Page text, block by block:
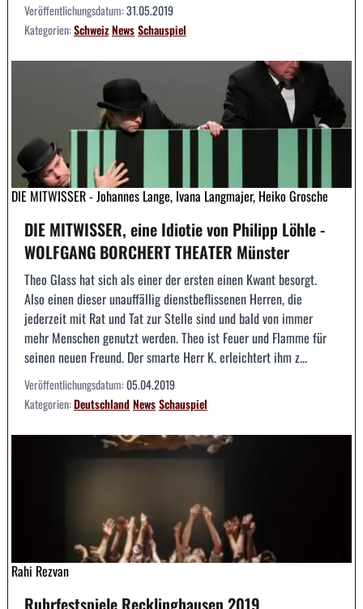
Veröffentlichungsdatum:31.05.2019
Kategorien:SchweizNewsSchauspiel
DIE MITWISSER - Johannes Lange, Ivana Langmajer, Heiko Grosche
DIE MITWISSER, eine Idiotie von Philipp Löhle -
WOLFGANG BORCHERT THEATER Münster
Theo Glass hat sich als einer der ersten einen Kwant besorgt.
Also einen dieser unauffällig dienstbeflissenen Herren, die
jederzeit mit Rat und Tat zur Stelle sind und bald von immer
mehr Menschen genutzt werden. Theo ist Feuer und Flamme für
seinen neuen Freund. Der smarte Herr K. erleichtert ihm z...
Veröffentlichungsdatum:05.04.2019
Kategorien:DeutschlandNewsSchauspiel
Rahi Rezvan
Ruhrfestspiele Recklinghausen 2019